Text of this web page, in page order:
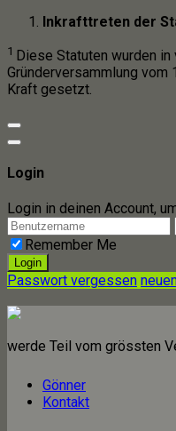
Inkrafttreten der
1 Diese Statuten wurden
Gründerversammlung
Kraft gesetzt.
Login
Login in deinen Account,
Remember Me
Passwort vergessen
werde Teil vom grössten
Gönner
Kontakt